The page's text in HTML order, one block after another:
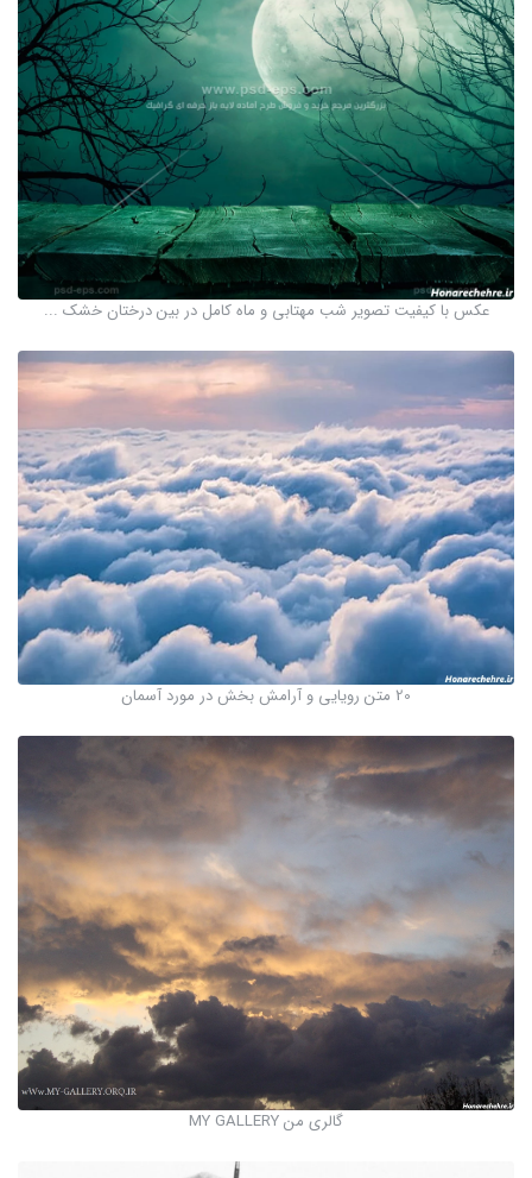
عکس با کیفیت تصویر شب مهتابی و ماه کامل در بین درختان خشک ...
20 متن رویایی و آرامش بخش در مورد آسمان
گالری من MY GALLERY